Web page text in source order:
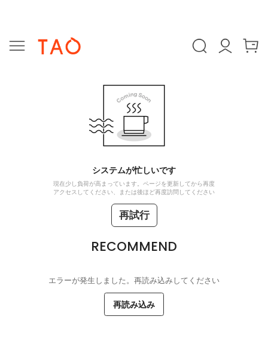
システムが忙しいです
現在少し負荷が高まっています。ページを更新してから再度
アクセスしてください、または後ほど再度訪問してください
再試行
RECOMMEND
エラーが発生しました。再読み込みしてください
再読み込み